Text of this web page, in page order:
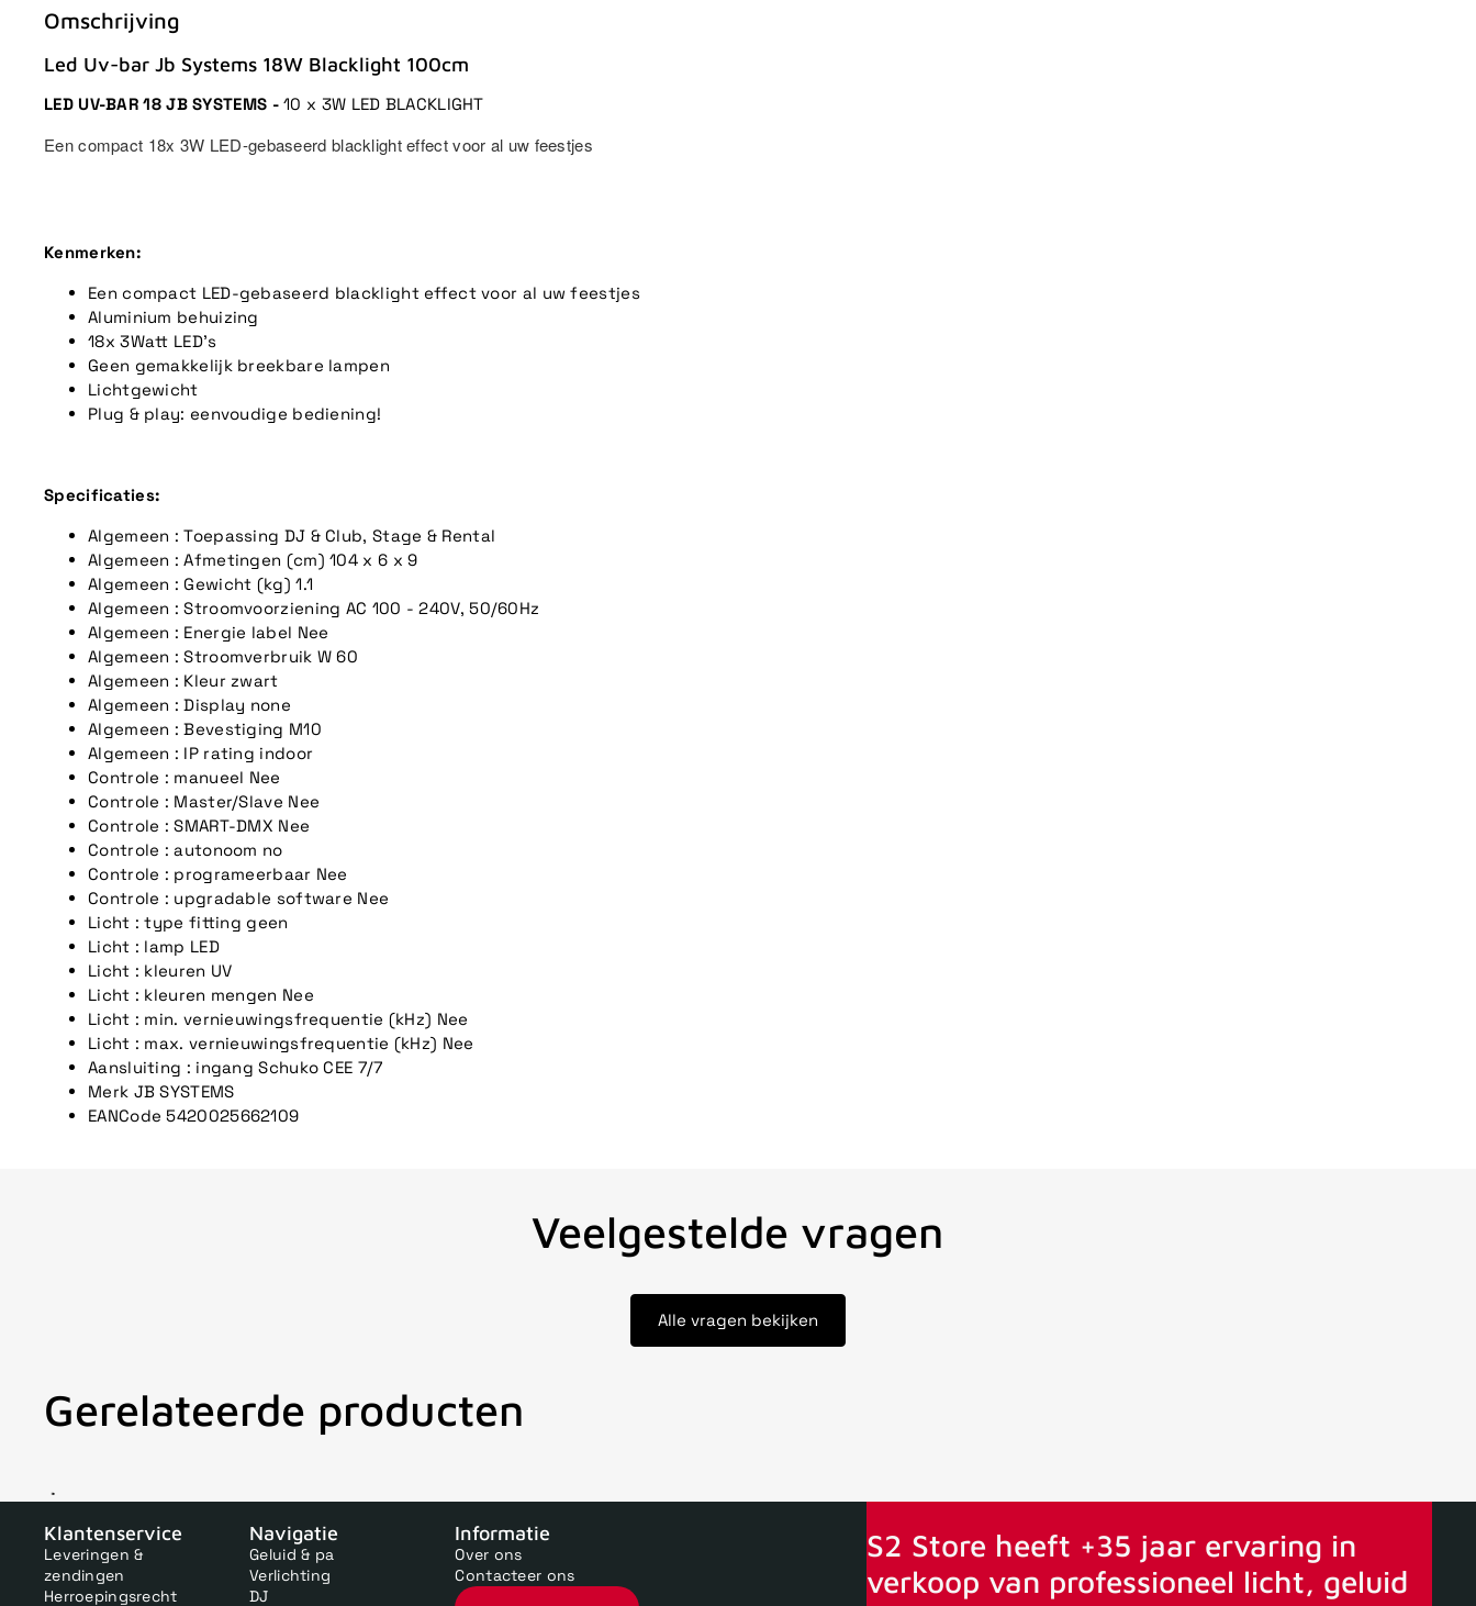
Omschrijving
Led Uv-bar Jb Systems 18W Blacklight 100cm
LED UV-BAR 18 JB SYSTEMS -10 x 3W LED BLACKLIGHT
Een compact 18x 3W LED-gebaseerd blacklight effect voor al uw feestjes
Kenmerken:
Een compact LED-gebaseerd blacklight effect voor al uw feestjes
Aluminium behuizing
18x 3Watt LED's
Geen gemakkelijk breekbare lampen
Lichtgewicht
Plug & play: eenvoudige bediening!
Specificaties:
Algemeen : Toepassing DJ & Club, Stage & Rental
Algemeen : Afmetingen (cm) 104 x 6 x 9
Algemeen : Gewicht (kg) 1.1
Algemeen : Stroomvoorziening AC 100 - 240V, 50/60Hz
Algemeen : Energie label Nee
Algemeen : Stroomverbruik W 60
Algemeen : Kleur zwart
Algemeen : Display none
Algemeen : Bevestiging M10
Algemeen : IP rating indoor
Controle : manueel Nee
Controle : Master/Slave Nee
Controle : SMART-DMX Nee
Controle : autonoom no
Controle : programeerbaar Nee
Controle : upgradable software Nee
Licht : type fitting geen
Licht : lamp LED
Licht : kleuren UV
Licht : kleuren mengen Nee
Licht : min. vernieuwingsfrequentie (kHz) Nee
Licht : max. vernieuwingsfrequentie (kHz) Nee
Aansluiting : ingang Schuko CEE 7/7
Merk JB SYSTEMS
EANCode 5420025662109
Veelgestelde vragen
Alle vragen bekijken
Gerelateerde producten
Voor 15uur besteld, zelfde dag verstuurd Echte winkel +35 jaar ervaring Vanaf 75€ gratis verstuurd
Klantenservice
Leveringen &
zendingen
Herroepingsrecht
Navigatie
Geluid & pa
Verlichting
DJ
Informatie
Over ons
Contacteer ons
S2 Store heeft +35 jaar ervaring in
verkoop van professioneel licht, geluid